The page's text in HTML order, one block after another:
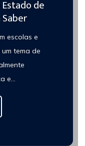
de
Saber
escolas e
tema de
e...